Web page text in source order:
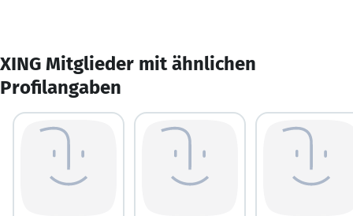
XING Mitglieder mit ähnlichen
Profilangaben